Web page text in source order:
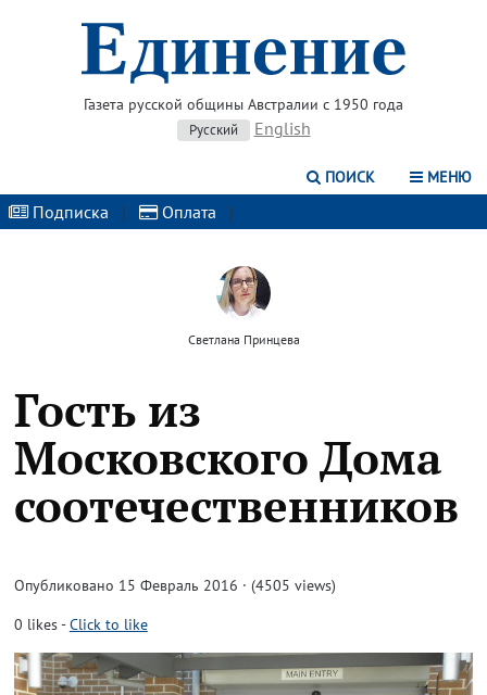
Газета русской общины Австралии с 1950 года
Русский English
ПОИСК МЕНЮ
Подписка | Оплата |
Светлана Принцева
Гость из
Московского Дома
соотечественников
Опубликовано 15 Февраль 2016 · (4505 views)
0 likes-Click to like